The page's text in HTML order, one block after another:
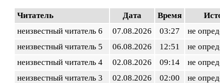
Читатель Дата Время
неизвестный читатель 6
07.08.2026 03:27
не
неизвестный читатель 5
06.08.2026 12:51
не
неизвестный читатель 4
02.08.2026 09:14
не
неизвестный читатель 3
02.08.2026 02:00
не